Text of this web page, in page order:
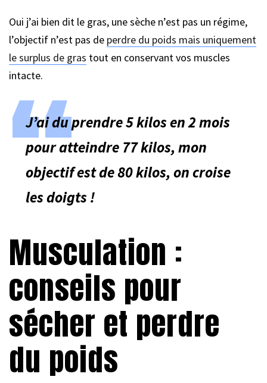
Oui j’ai bien dit le gras, une sèche n’est pas un régime,
l’objectif n’est pas de perdre du poids mais uniquement
le surplus de gras tout en conservant vos muscles
intacte.
J’ai du prendre 5 kilos en 2 mois
pour atteindre 77 kilos, mon
objectif est de 80 kilos, on croise
les doigts !
Musculation :
conseils pour
sécher et perdre
du poids